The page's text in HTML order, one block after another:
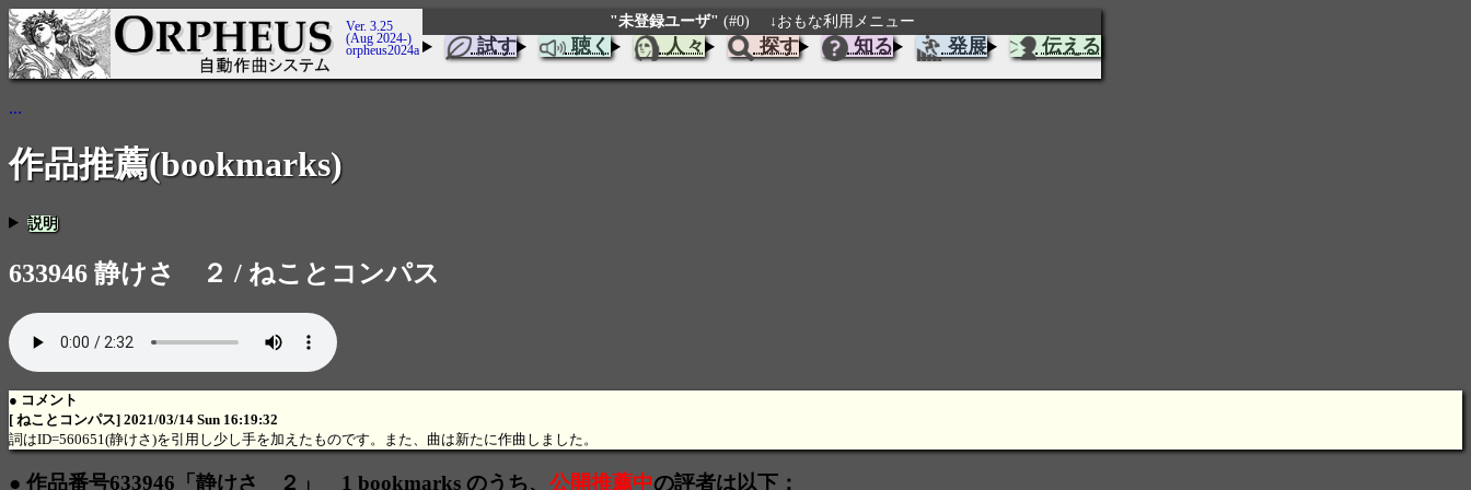
Ver. 3.25
(Aug 2024-)
orpheus2024a
"未登録ユーザ" (#0) ↓おもな利用メニュー
試す 聴く 人々 探す 知る 発展 伝える
...
作品推薦(bookmarks)
説明
633946 静けさ ２ / ねことコンパス
● コメント
[ ねことコンパス] 2021/03/14 Sun 16:19:32
詞はID=560651(静けさ)を引用し少し手を加えたものです。また、曲は新たに作曲しました。
● 作品番号633946「静けさ ２」 1 bookmarks のうち、 公開推薦中の評者は以下：